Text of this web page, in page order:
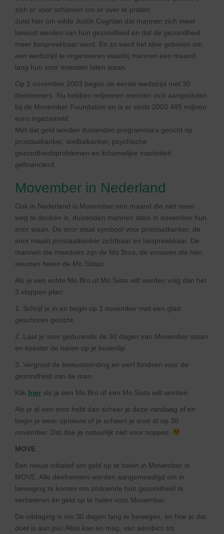
zich er voor schamen om er over te praten.
Juist hier om wilde Justin Coghlan dat mannen zich meer
bewust werden van hun gezondheid en dat de gezondheid
meer bespreekbaar werd. En zo werd het idee geboren om
een wedstrijd te organiseren waarbij mannen een maand
lang hun snor moesten laten staan.
Op 1 november 2003 begon de eerste wedstrijd met 30
deelnemers. Nu hebben miljoenen mensen zich aangesloten
bij de Movember Foundation en is er sinds 2003 485 miljoen
euro ingezameld.
Met dat geld worden duizenden programma’s gericht op
prostaatkanker, teelbalkanker, psychische
gezondheidsproblemen en lichamelijke inactiviteit
gefinancierd.
Movember in Nederland
Ook in Nederland is Movember een maand die niet meer
weg te denken is, duizenden mannen laten in november hun
snor staan. De snor staat symbool voor prostaatkanker, de
snor maakt prostaatkanker zichtbaar en bespreekbaar. De
mannen die meedoen zijn de Mo Bros, de vrouwen die hen
steunen heten de Mo Sistas.
Als je een echte Mo Bro of Mo Sista wilt worden volg dan het
3 stappen plan:
1. Schrijf je in en begin op 1 november met een glad
geschoren gezicht
2. Laat je snor gedurende de 30 dagen van Movember staan
en koester de haren op je bovenlip
3. Vergroot de bewustwording en werf fondsen voor de
gezondheid van de man
Klik hier als je een Mo Bro of een Mo Sista wilt worden.
Als je al een snor hebt dan scheer je deze vandaag af en
begin je weer opnieuw of je scheert je snor af op 30
november. Dat doe je natuurlijk niet voor noppes.
MOVE
Een nieuw initiatief om geld op te halen in Movember is
MOVE. Alle deelnemers worden aangemoedigd om in
beweging te komen om zodoende hun gezondheid te
verbeteren én geld op te halen voor Movember.
De uitdaging is om 30 dagen lang te bewegen, en hoe je dat
doet is aan jou! Alles kan en mag, van aerobics tot